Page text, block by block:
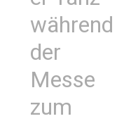
während
der
Messe
zum